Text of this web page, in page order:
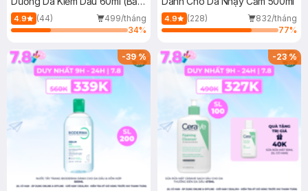
Mới)
4.9 (44)
499/tháng
34%
4.9 (228)
832/tháng
77%
-39% -23%